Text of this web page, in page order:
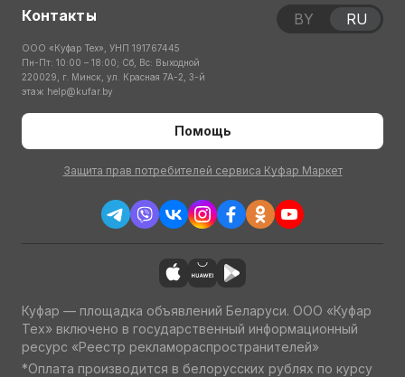
Контакты
ООО «Куфар Тех», УНП 191767445
Пн-Пт: 10:00 – 18:00; Сб, Вс: Выходной
220029, г. Минск, ул. Красная 7А-2, 3-й
этаж help@kufar.by
Помощь
Защита прав потребителей сервиса Куфар Маркет
BY RU
Куфар — площадка объявлений Беларуси. ООО «Куфар
Тех» включено в государственный информационный
ресурс «Реестр рекламораспространителей»
*Оплата производится в белорусских рублях по курсу